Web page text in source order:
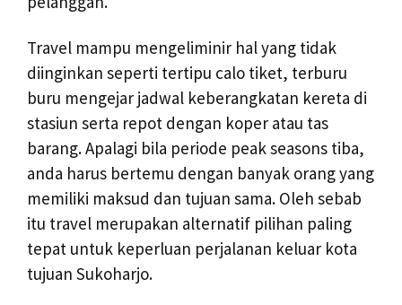
Travel mampu mengeliminir hal yang tidak
diinginkan seperti tertipu calo tiket, terburu
buru mengejar jadwal keberangkatan kereta di
stasiun serta repot dengan koper atau tas
barang. Apalagi bila periode peak seasons tiba,
anda harus bertemu dengan banyak orang yang
memiliki maksud dan tujuan sama. Oleh sebab
itu travel merupakan alternatif pilihan paling
tepat untuk keperluan perjalanan keluar kota
tujuan Sukoharjo.